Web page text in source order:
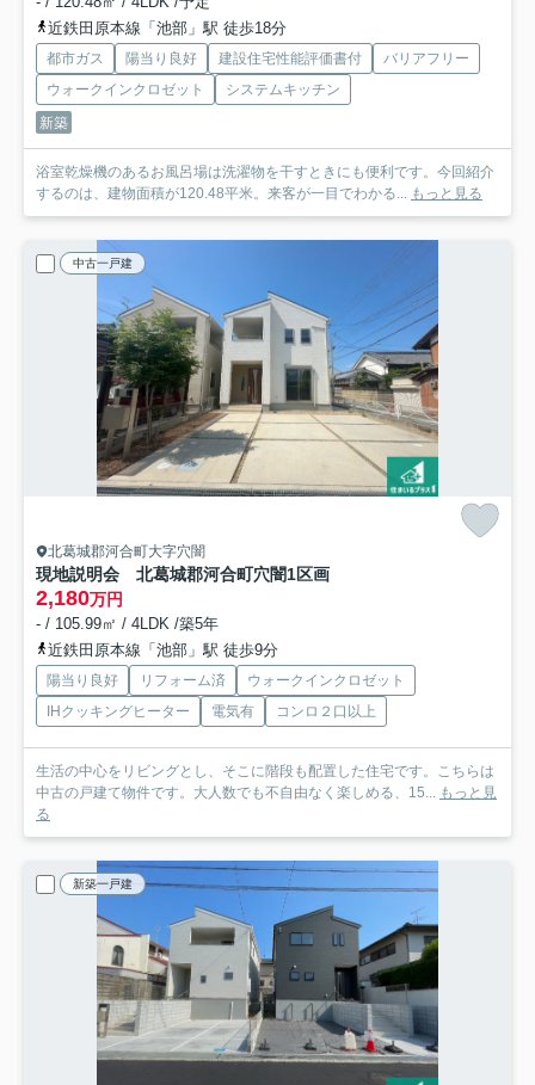
近鉄田原本線「池部」駅 徒歩18分
都市ガス 陽当り良好 建設住宅性能評価書付
バリアフリー
ウォークインクロゼット
システムキッチン
新築
浴室乾燥機のあるお風呂場は洗濯物を干すときにも便利です。今回紹介
するのは、建物面積が120.48平米。来客が一目でわかる... もっと見る
中古一戸建
北葛城郡河合町大字穴闇
現地説明会 北葛城郡河合町穴闇1区画
2,180万円
- / 105.99㎡ / 4LDK /築5年
近鉄田原本線「池部」駅 徒歩9分
陽当り良好 リフォーム済
ウォークインクロゼット
IHクッキングヒーター
電気有 コンロ２口以上
生活の中心をリビングとし、そこに階段も配置した住宅です。こちらは
中古の戸建て物件です。大人数でも不自由なく楽しめる、15... もっと見
る
新築一戸建